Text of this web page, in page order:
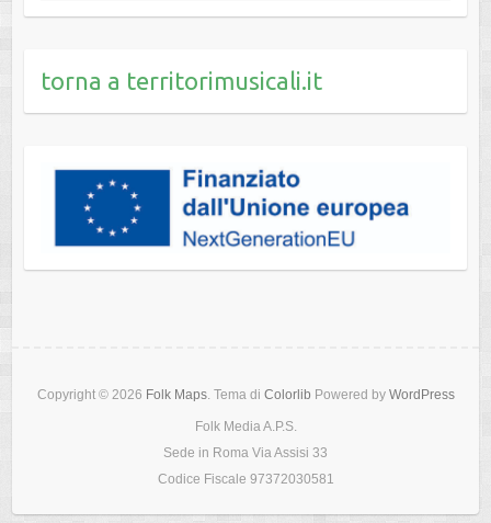
torna a territorimusicali.it
Copyright © 2026 Folk Maps. Tema di Colorlib Powered by WordPress
Folk Media A.P.S.
Sede in Roma Via Assisi 33
Codice Fiscale 97372030581